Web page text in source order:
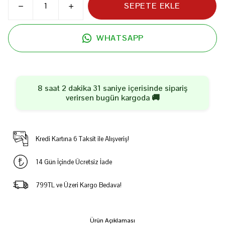
SEPETE EKLE
WHATSAPP
8 saat 2 dakika 31 saniye içerisinde sipariş
verirsen bugün kargoda 🚚
Kredi Kartına 6 Taksit ile Alışveriş!
14 Gün İçinde Ücretsiz İade
799TL ve Üzeri Kargo Bedava!
Ürün Açıklaması